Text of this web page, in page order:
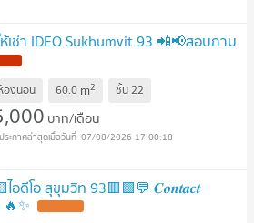
ช่า IDEO Sukhumvit 93 📲📢สอบถาม
องนอน 60.0 m2 ชั้น22
บาท/เดือน
07/08/2026 17:00:18
อดีโอ สุขุมวิท 93🟥🟩💬 𝑪𝒐𝒏𝒕𝒂𝒄𝒕
🔥✨